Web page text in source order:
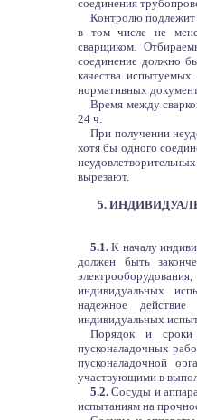
соединения
Контролю подлежит
в том числе не
сварщиком.
соединение должно
качества
нормативных
Время между
24 ч.
При получении
хотя бы одного
вырезают.
5.
5.1. К началу
должен быть
индивидуальных
надежное действие
индивидуальных
Порядок и сроки
пусконаладочных
пусконаладочной
участвующими в
5.2. Сосуды и
испытаниям на